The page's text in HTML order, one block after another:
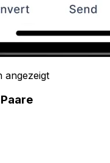
angezeigt